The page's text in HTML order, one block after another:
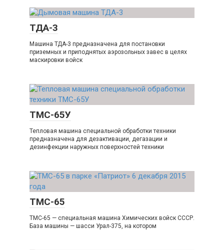
ТДА-3
Машина ТДА-3 предназначена для постановки
приземных и приподнятых аэрозольных завес в целях
маскировки войск
ТМС-65У
Тепловая машина специальной обработки техники
предназначена для дезактивации, дегазации и
дезинфекции наружных поверхностей техники
ТМС-65
ТМС-65 — специальная машина Химических войск СССР.
База машины — шасси Урал-375, на котором